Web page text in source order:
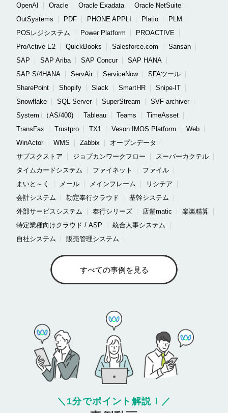
OpenAI
Oracle Oracle Exadata
Oracle NetSuite
OutSystems
PDF PHONE APPLI Platio
PLM
POSレジシステム
Power Platform
PROACTIVE
ProActive E2
QuickBooks Salesforce.com
Sansan
SAP
SAP Ariba SAP Concur
SAP HANA
SAP S/4HANA
ServAir ServiceNow
SFAツール
SharePoint
Shopify Slack SmartHR
Snipe-IT
Snowflake
SQL Server SuperStream
SVF archiver
System i（AS/400)
Tableau Teams
TimeAsset
TransFax
Trustpro TX1 Veson IMOS Platform
Web
WinActor
WMS Zabbix
オープンデータ
サブスクストア
ジョブカンワークフロー
スーパーカクテル
タイムカードシステム
ファイネット
ファイル
まいと～く
メール メインフレーム
リシテア
会計システム
勘定奉行クラウド
基幹システム
外部サービスシステム
奉行シリーズ 店舗matic
楽楽精算
特定業種向けクラウド / ASP
統合人事システム
自社システム
販売管理システム
すべての事例を見る
＼ 1分でポイント解説！ ／